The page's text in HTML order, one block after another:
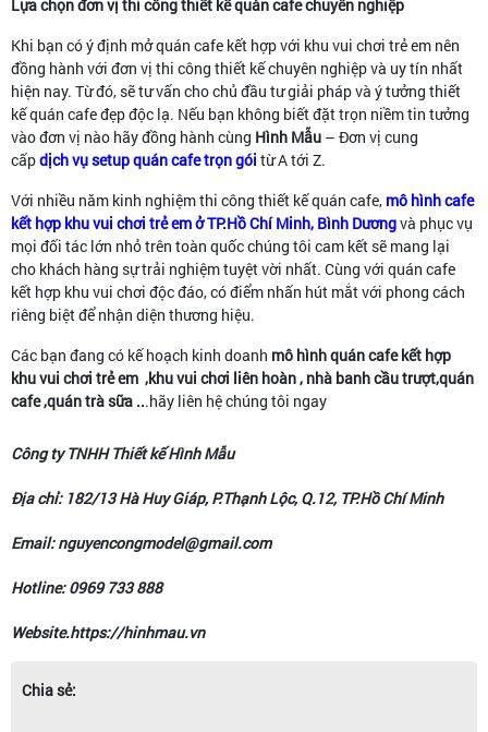
Lựa chọn đơn vị thi công thiết kế quán cafe chuyên nghiệp
Khi bạn có ý định mở quán cafe kết hợp với khu vui chơi trẻ em nên
đồng hành với đơn vị thi công thiết kế chuyên nghiệp và uy tín nhất
hiện nay. Từ đó, sẽ tư vấn cho chủ đầu tư giải pháp và ý tưởng thiết
kế quán cafe đẹp độc lạ. Nếu bạn không biết đặt trọn niềm tin tưởng
vào đơn vị nào hãy đồng hành cùng Hình Mẫu – Đơn vị cung
cấpdịch vụ setup quán cafe trọn gói từ A tới Z.
Với nhiều năm kinh nghiệm thi công thiết kế quán cafe, mô hình cafe
kết hợp khu vui chơi trẻ em ở TP.Hồ Chí Minh, Bình Dươngvà phục vụ
mọi đối tác lớn nhỏ trên toàn quốc chúng tôi cam kết sẽ mang lại
cho khách hàng sự trải nghiệm tuyệt vời nhất. Cùng với quán cafe
kết hợp khu vui chơi độc đáo, có điểm nhấn hút mắt với phong cách
riêng biệt để nhận diện thương hiệu.
Các bạn đang có kế hoạch kinh doanh mô hìnhquán cafe kết hợp
khu vui chơi trẻ em ,khu vui chơi liên hoàn , nhà banh cầu trượt,quán
cafe ,quán trà sữa ...hãy liên hệ chúng tôi ngay
Công ty TNHH Thiết kế Hình Mẫu
Địa chỉ: 182/13 Hà Huy Giáp, P.Thạnh Lộc, Q.12, TP.Hồ Chí Minh
Email: nguyencongmodel@gmail.com
Hotline: 0969 733 888
Website.https://hinhmau.vn
Chia sẻ: